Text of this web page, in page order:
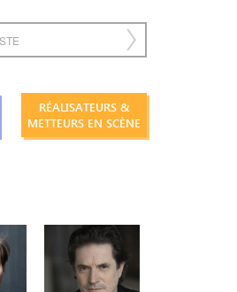
RÉALISATEURS &
METTEURS EN SCÈNE